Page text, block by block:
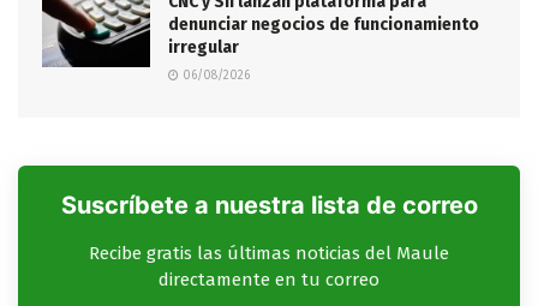
denunciar negocios de funcionamiento
irregular
06/08/2026
Suscríbete a nuestra lista de correo
Recibe gratis las últimas noticias del Maule
directamente en tu correo